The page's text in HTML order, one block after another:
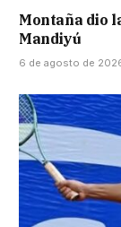
Montaña dio
Mandiyú
6 de agosto de